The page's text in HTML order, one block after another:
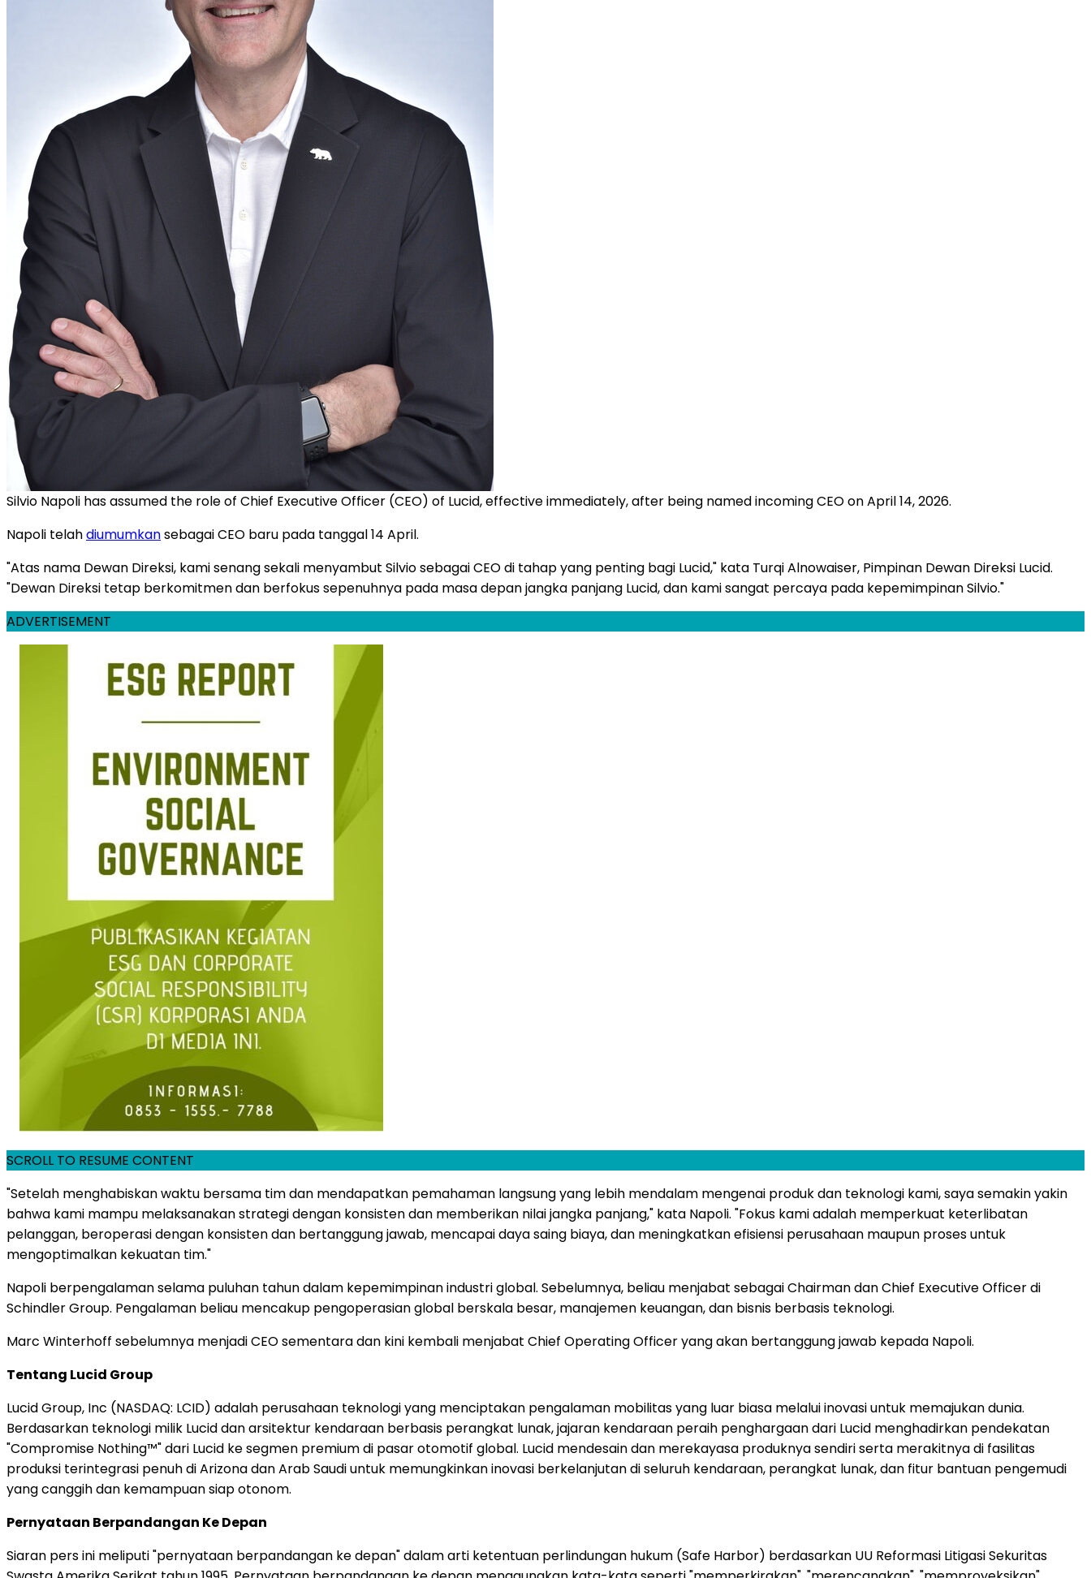
Silvio Napoli has assumed the role of Chief Executive Officer (CEO) of Lucid, effective immediately, after being named incoming CEO on April 14, 2026.
Napoli telahdiumumkansebagai CEO baru pada tanggal 14 April.
"Atas nama Dewan Direksi, kami senang sekali menyambut Silvio sebagai CEO di tahap yang penting bagi Lucid," kata Turqi Alnowaiser, Pimpinan Dewan Direksi Lucid.
"Dewan Direksi tetap berkomitmen dan berfokus sepenuhnya pada masa depan jangka panjang Lucid, dan kami sangat percaya pada kepemimpinan Silvio."
ADVERTISEMENT
SCROLL TO RESUME CONTENT
"Setelah menghabiskan waktu bersama tim dan mendapatkan pemahaman langsung yang lebih mendalam mengenai produk dan teknologi kami, saya semakin yakin
bahwa kami mampu melaksanakan strategi dengan konsisten dan memberikan nilai jangka panjang," kata Napoli. "Fokus kami adalah memperkuat keterlibatan
pelanggan, beroperasi dengan konsisten dan bertanggung jawab, mencapai daya saing biaya, dan meningkatkan efisiensi perusahaan maupun proses untuk
mengoptimalkan kekuatan tim."
Napoli berpengalaman selama puluhan tahun dalam kepemimpinan industri global. Sebelumnya, beliau menjabat sebagai Chairman dan Chief Executive Officer di
Schindler Group. Pengalaman beliau mencakup pengoperasian global berskala besar, manajemen keuangan, dan bisnis berbasis teknologi.
Marc Winterhoff sebelumnya menjadi CEO sementara dan kini kembali menjabat Chief Operating Officer yang akan bertanggung jawab kepada Napoli.
Tentang Lucid Group
Lucid Group, Inc (NASDAQ: LCID) adalah perusahaan teknologi yang menciptakan pengalaman mobilitas yang luar biasa melalui inovasi untuk memajukan dunia.
Berdasarkan teknologi milik Lucid dan arsitektur kendaraan berbasis perangkat lunak, jajaran kendaraan peraih penghargaan dari Lucid menghadirkan pendekatan
"Compromise Nothing™" dari Lucid ke segmen premium di pasar otomotif global. Lucid mendesain dan merekayasa produknya sendiri serta merakitnya di fasilitas
produksi terintegrasi penuh di Arizona dan Arab Saudi untuk memungkinkan inovasi berkelanjutan di seluruh kendaraan, perangkat lunak, dan fitur bantuan pengemudi
yang canggih dan kemampuan siap otonom.
Pernyataan Berpandangan Ke Depan
Siaran pers ini meliputi "pernyataan berpandangan ke depan" dalam arti ketentuan perlindungan hukum (Safe Harbor) berdasarkan UU Reformasi Litigasi Sekuritas